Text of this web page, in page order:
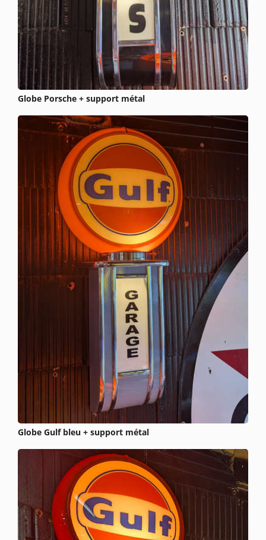
Globe Porsche + support métal
Globe Gulf bleu + support métal